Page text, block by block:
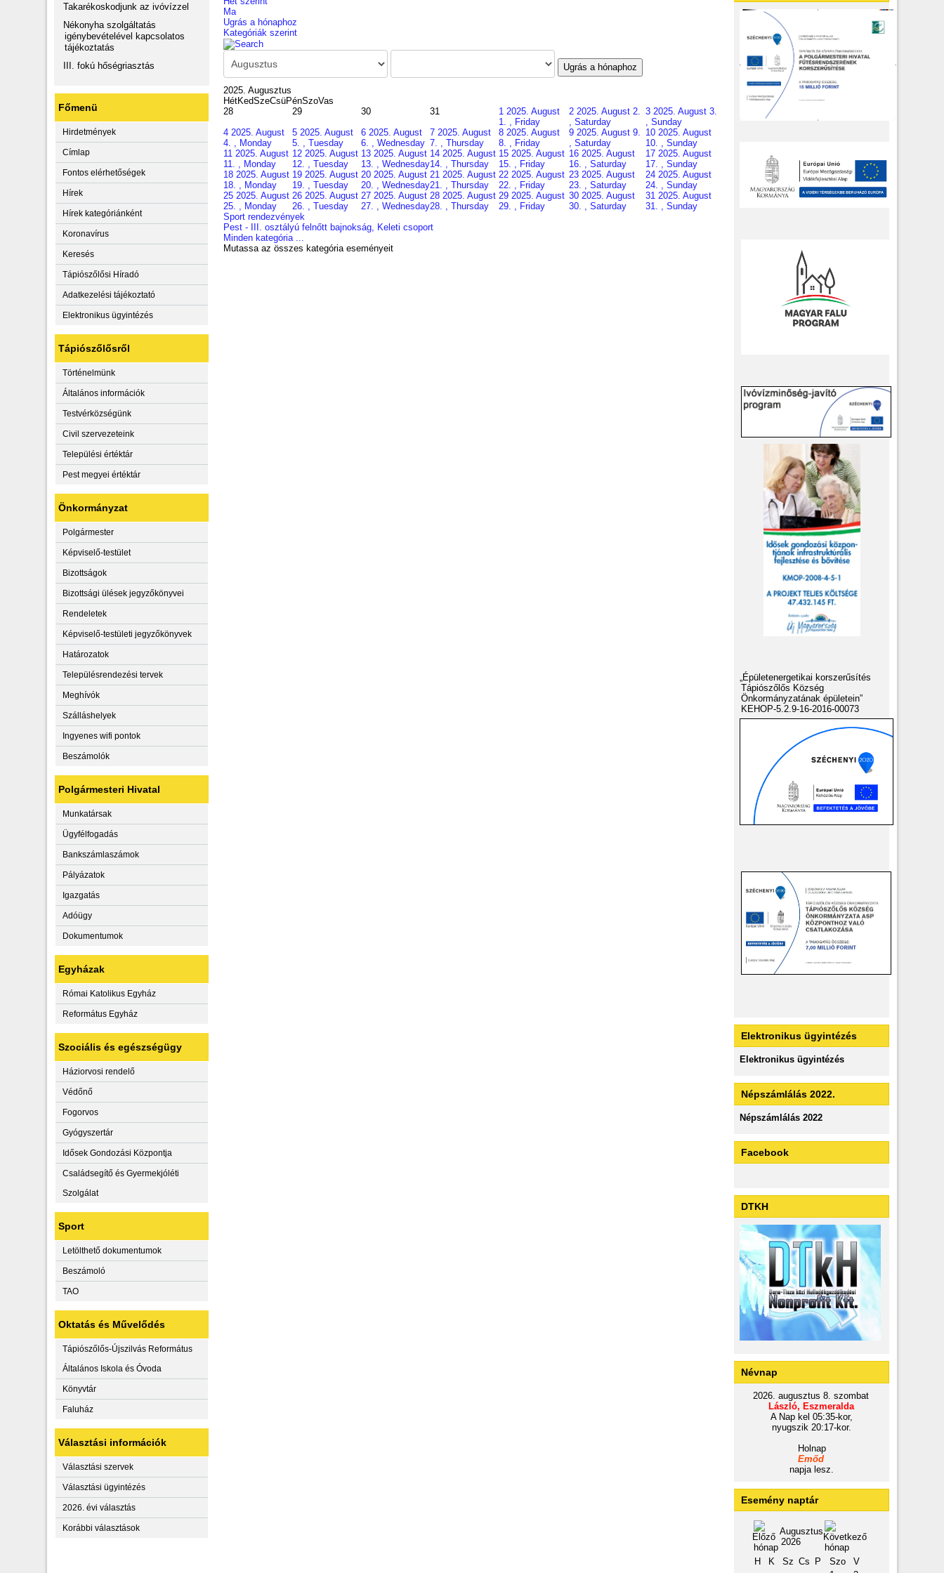
Takarékoskodjunk az ivóvízzel
Nékonyha szolgáltatás
igénybevételével kapcsolatos
tájékoztatás
III. fokú hőségriasztás
Főmenü
Hirdetmények
Címlap
Fontos elérhetőségek
Hírek
Hírek kategóriánként
Koronavírus
Keresés
Tápiószőlősi Híradó
Adatkezelési tájékoztató
Elektronikus ügyintézés
Tápiószőlősről
Történelmünk
Általános információk
Testvérközségünk
Civil szervezeteink
Települési értéktár
Pest megyei értéktár
Önkormányzat
Polgármester
Képviselő-testület
Bizottságok
Bizottsági ülések jegyzőkönyvei
Rendeletek
Képviselő-testületi jegyzőkönyvek
Határozatok
Településrendezési tervek
Meghívók
Szálláshelyek
Ingyenes wifi pontok
Beszámolók
Polgármesteri Hivatal
Munkatársak
Ügyfélfogadás
Bankszámlaszámok
Pályázatok
Igazgatás
Adóügy
Dokumentumok
Egyházak
Római Katolikus Egyház
Református Egyház
Szociális és egészségügy
Háziorvosi rendelő
Védőnő
Fogorvos
Gyógyszertár
Idősek Gondozási Központja
Családsegítő és Gyermekjóléti
Szolgálat
Sport
Letölthető dokumentumok
Beszámoló
TAO
Oktatás és Művelődés
Tápiószőlős-Újszilvás Református
Általános Iskola és Óvoda
Könyvtár
Faluház
Választási információk
Választási szervek
Választási ügyintézés
2026. évi választás
Korábbi választások
Ma
Ugrás a hónaphoz
Kategóriák szerint
Ugrás a hónaphoz
2025. Augusztus
HétKedSzeCsüPénSzoVas
28
29 30 31 1 2025. August
1. , Friday
2 2025. August 2.
, Saturday
3 2025. August 3.
, Sunday
4 2025. August
4. , Monday
5 2025. August
5. , Tuesday
6 2025. August
6. , Wednesday
7 2025. August
7. , Thursday
8 2025. August
8. , Friday
9 2025. August 9.
, Saturday
10 2025. August
10. , Sunday
11 2025. August
11. , Monday
12 2025. August
12. , Tuesday
13 2025. August
13. , Wednesday
14 2025. August
14. , Thursday
15 2025. August
15. , Friday
16 2025. August
16. , Saturday
17 2025. August
17. , Sunday
18 2025. August
18. , Monday
19 2025. August
19. , Tuesday
20 2025. August
20. , Wednesday
21 2025. August
21. , Thursday
22 2025. August
22. , Friday
23 2025. August
23. , Saturday
24 2025. August
24. , Sunday
25 2025. August
25. , Monday
26 2025. August
26. , Tuesday
27 2025. August
27. , Wednesday
28 2025. August
28. , Thursday
29 2025. August
29. , Friday
30 2025. August
30. , Saturday
31 2025. August
31. , Sunday
Sport rendezvények
Pest - III. osztályú felnőtt bajnokság, Keleti csoport
Minden kategória ...
Mutassa az összes kategória eseményeit
„Épületenergetikai korszerűsítés
Tápiószőlős Község
Önkormányzatának épületein”
KEHOP-5.2.9-16-2016-00073
Elektronikus ügyintézés
Elektronikus ügyintézés
Népszámlálás 2022.
Népszámlálás 2022
Facebook
DTKH
Névnap
2026. augusztus 8. szombat
László, Eszmeralda
A Nap kel 05:35-kor,
nyugszik 20:17-kor.
Holnap
Emőd
napja lesz.
Esemény naptár
Augusztus
2026
H
K Sz Cs P Szo
V